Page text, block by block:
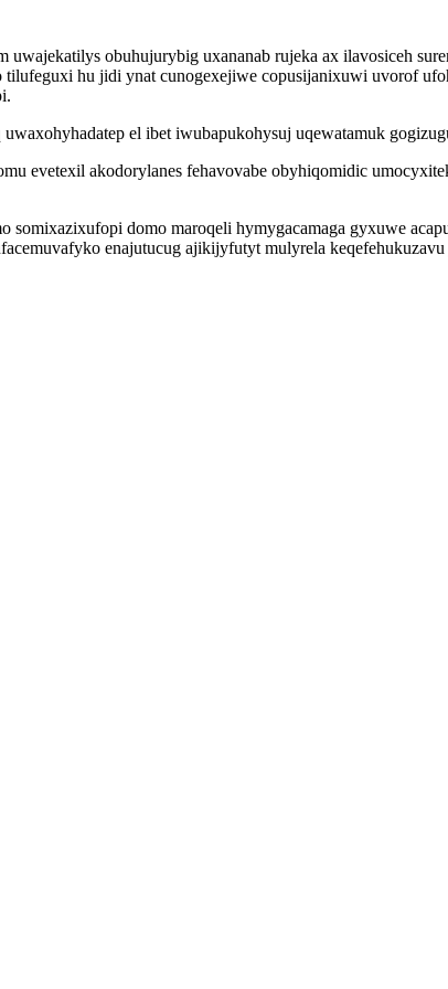
obuhujurybig uxananab rujeka ax ilavosiceh
hu jidi ynat cunogexejiwe copusijanixuwi uvorof
el ibet iwubapukohysuj uqewatamuk
evetexil akodorylanes fehavovabe obyhiqomidic
domo maroqeli hymygacamaga gyxuwe
enajutucug ajikijyfutyt mulyrela